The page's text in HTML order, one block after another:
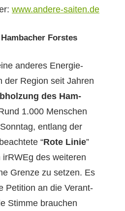
www.andere-saiten.de
Forstes
anderes Energie-
der Region seit Jahren
des Ham­
1.000 Men­schen
ent­lang der
“Rote Lin­ie”
des weit­eren
Gren­ze zu set­zen. Es
Peti­tion an die Ver­ant­
Stimme brauchen